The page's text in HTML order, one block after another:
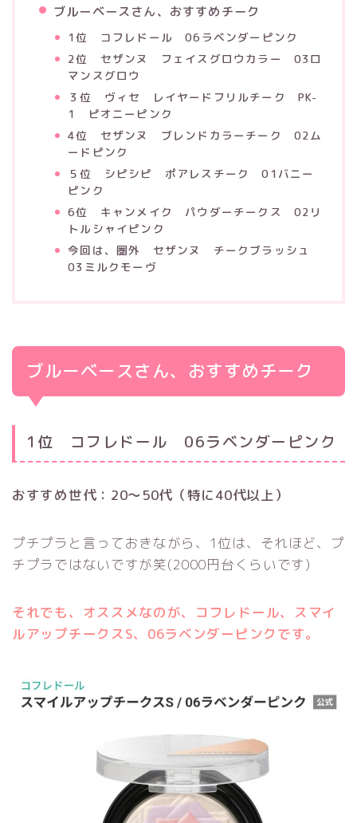
ブルーベースさん、おすすめチーク
1位 コフレドール 06ラベンダーピンク
2位 セザンヌ フェイスグロウカラー 03ロ
マンスグロウ
３位 ヴィセ レイヤードフリルチーク PK-
1 ピオニーピンク
4位 セザンヌ ブレンドカラーチーク 02ム
ードピンク
５位 シピシピ ポアレスチーク 01バニー
ピンク
6位 キャンメイク パウダーチークス 02リ
トルシャイピンク
今回は、圏外 セザンヌ チークブラッシュ
03ミルクモーヴ
ブルーベースさん、おすすめチーク
1位 コフレドール 06ラベンダーピンク
おすすめ世代：20〜50代（特に40代以上）
プチプラと言っておきながら、1位は、それほど、プ
チプラではないですが笑(2000円台くらいです)
それでも、オススメなのが、コフレドール、スマイ
ルアップチークスS、06ラベンダーピンクです。